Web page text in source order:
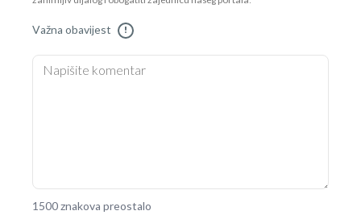
Važna obavijest !
1500 znakova preostalo